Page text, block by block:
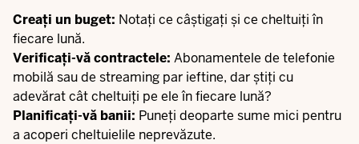
Creați un buget: Notați ce câștigați și ce cheltuiți în
fiecare lună.
Verificați-vă contractele: Abonamentele de telefonie
mobilă sau de streaming par ieftine, dar știți cu
adevărat cât cheltuiți pe ele în fiecare lună?
Planificați-vă banii: Puneți deoparte sume mici pentru
a acoperi cheltuielile neprevăzute.